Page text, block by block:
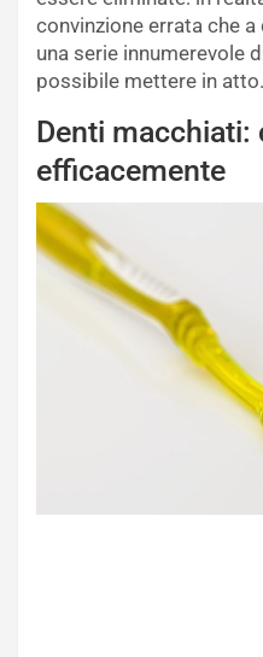
convinzione errata che
una serie innumerevole
possibile mettere in atto.
Denti macchiati:
efficacemente